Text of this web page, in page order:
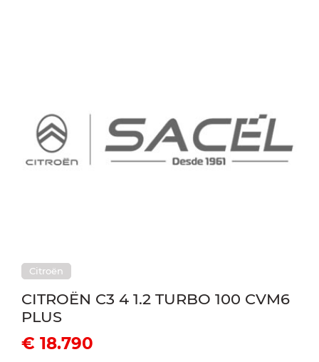
Citroën
CITROËN C3 4 1.2 TURBO 100 CVM6
PLUS
€ 18.790